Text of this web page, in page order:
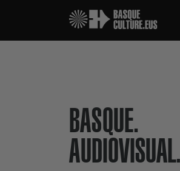
BASQUE.
AUDIOVISUAL.